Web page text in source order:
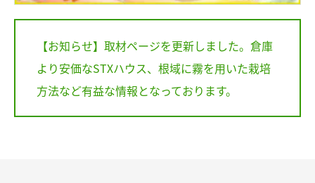
【お知らせ】取材ページを更新しました。倉庫
より安価なSTXハウス、根域に霧を用いた栽培
方法など有益な情報となっております。